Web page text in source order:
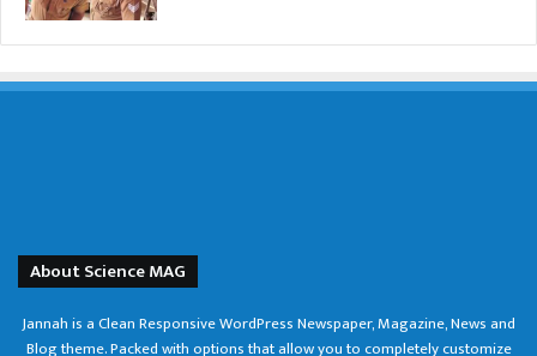
About Science MAG
Jannah is a Clean Responsive WordPress Newspaper, Magazine, News and
Blog theme. Packed with options that allow you to completely customize